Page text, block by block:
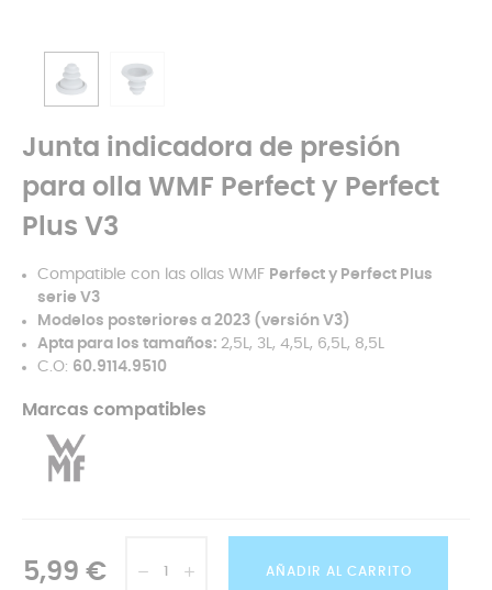
Junta indicadora de presión
para olla WMF Perfect y Perfect
Plus V3
Compatible con las ollas WMF Perfect y Perfect Plus
serie V3
Modelos posteriores a 2023 (versión V3)
Apta para los tamaños: 2,5L, 3L, 4,5L, 6,5L, 8,5L
C.O: 60.9114.9510
Marcas compatibles
5,99 € AÑADIR AL CARRITO